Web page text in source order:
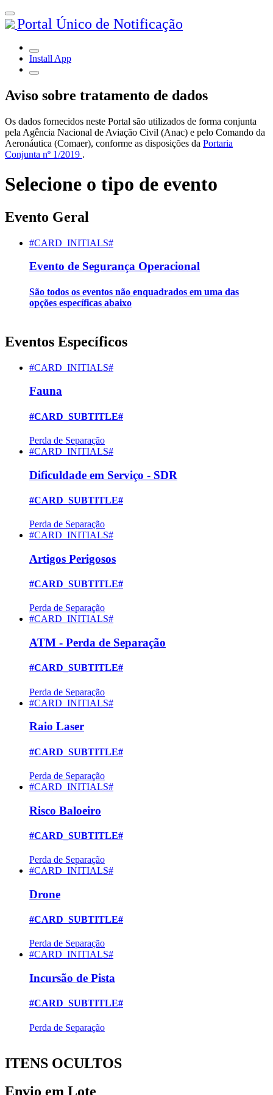
Portal Único de Notificação
Install App
Aviso sobre tratamento de dados
Os dados fornecidos neste Portal são utilizados de forma conjunta
pela Agência Nacional de Aviação Civil (Anac) e pelo Comando da
Aeronáutica (Comaer), conforme as disposições da Portaria
Conjunta nº 1/2019 .
Selecione o tipo de evento
Evento Geral
#CARD_INITIALS#
Evento de Segurança Operacional
São todos os eventos não enquadrados em uma das
opções específicas abaixo
Eventos Específicos
#CARD_INITIALS#
Fauna
#CARD_SUBTITLE#
Perda de Separação
#CARD_INITIALS#
Dificuldade em Serviço - SDR
#CARD_SUBTITLE#
Perda de Separação
#CARD_INITIALS#
Artigos Perigosos
#CARD_SUBTITLE#
Perda de Separação
#CARD_INITIALS#
ATM - Perda de Separação
#CARD_SUBTITLE#
Perda de Separação
#CARD_INITIALS#
Raio Laser
#CARD_SUBTITLE#
Perda de Separação
#CARD_INITIALS#
Risco Baloeiro
#CARD_SUBTITLE#
Perda de Separação
#CARD_INITIALS#
Drone
#CARD_SUBTITLE#
Perda de Separação
#CARD_INITIALS#
Incursão de Pista
#CARD_SUBTITLE#
Perda de Separação
ITENS OCULTOS
Envio em Lote